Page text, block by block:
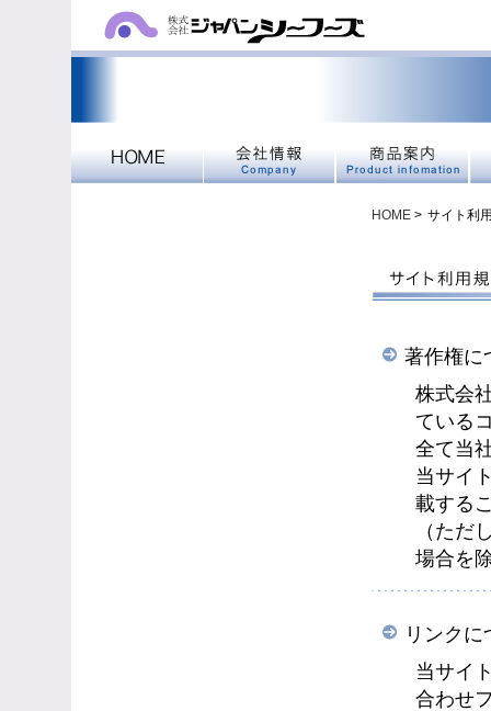
HOME > サイト利
著作権に
株式会
ている
全て当
当サイ
載する
（ただ
場合を
リンクに
当サイ
合わせ